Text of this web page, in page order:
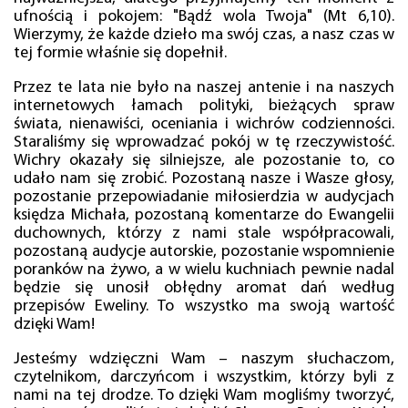
ufnością i pokojem: "Bądź wola Twoja" (Mt 6,10).
Wierzymy, że każde dzieło ma swój czas, a nasz czas w
tej formie właśnie się dopełnił.
Przez te lata nie było na naszej antenie i na naszych
internetowych łamach polityki, bieżących spraw
świata, nienawiści, oceniania i wichrów codzienności.
Staraliśmy się wprowadzać pokój w tę rzeczywistość.
Wichry okazały się silniejsze, ale pozostanie to, co
udało nam się zrobić. Pozostaną nasze i Wasze głosy,
pozostanie przepowiadanie miłosierdzia w audycjach
księdza Michała, pozostaną komentarze do Ewangelii
duchownych, którzy z nami stale współpracowali,
pozostaną audycje autorskie, pozostanie wspomnienie
poranków na żywo, a w wielu kuchniach pewnie nadal
będzie się unosił obłędny aromat dań według
przepisów Eweliny. To wszystko ma swoją wartość
dzięki Wam!
Jesteśmy wdzięczni Wam – naszym słuchaczom,
czytelnikom, darczyńcom i wszystkim, którzy byli z
nami na tej drodze. To dzięki Wam mogliśmy tworzyć,